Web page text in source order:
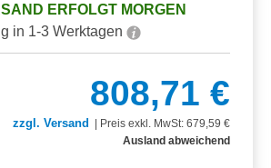
ERFOLGT MORGEN
in 1-3 Werktagen
808,71 €
zzgl. Versand
Preis exkl. MwSt: 679,59 €
Ausland abweichend